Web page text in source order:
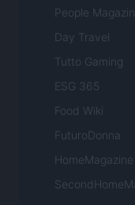
People
Day Travel
Tutto Gaming
ESG 365
Food Wiki
FuturoDonna
HomeMagazine